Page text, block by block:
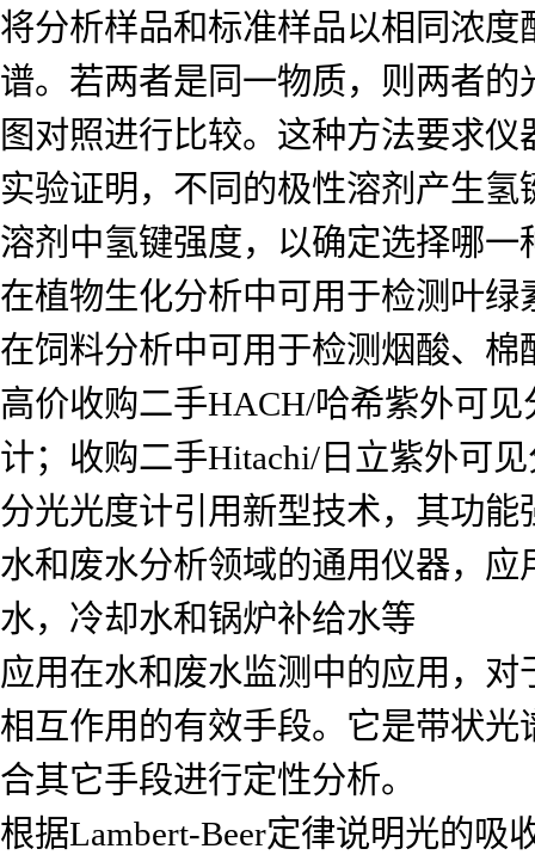
将分析样品和标准样品以相同浓
谱。若两者是同一物质，则两者
图对照进行比较。这种方法要求
实验证明，不同的极性溶剂产生
溶剂中氢键强度，以确定选择哪一
在植物生化分析中可用于检测叶
在饲料分析中可用于检测烟酸、棉
高价收购二手HACH/哈希紫外可
计；收购二手Hitachi/日立紫外可
分光光度计引用新型技术，其功
水和废水分析领域的通用仪器，
水，冷却水和锅炉补给水等
应用在水和废水监测中的应用，对
相互作用的有效手段。它是带状
合其它手段进行定性分析。
根据Lambert-Beer定律说明光的